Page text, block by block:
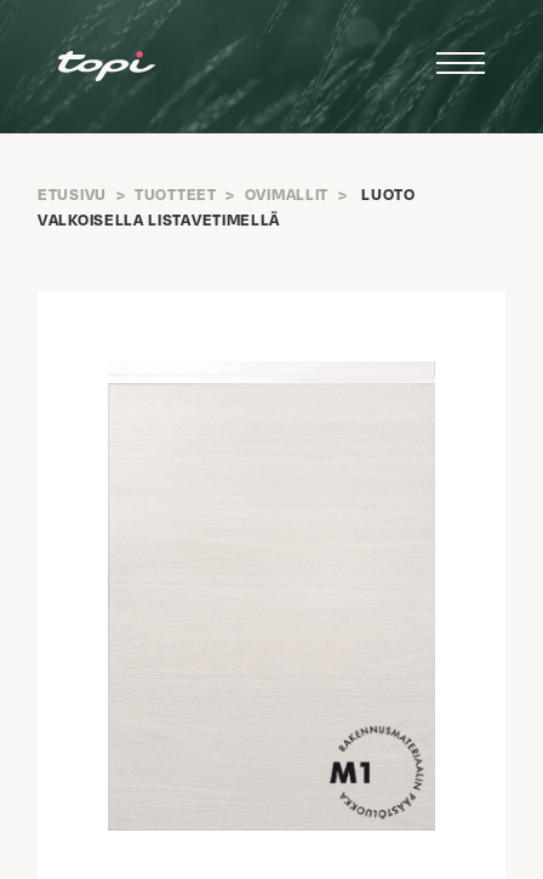
ETUSIVU > TUOTTEET > OVIMALLIT >
LUOTO
VALKOISELLA LISTAVETIMELLÄ